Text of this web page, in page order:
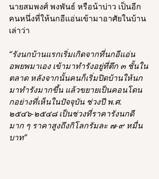
นายสมพงศ์ พงพันธ์ หรือน้าบ่าว เป็นอีก
คนหนึ่งที่ให้นกอีแอ่นเข้ามาอาศัยในบ้าน
เล่าว่า
“รังนกบ้านแรกเริ่มเกิดจากที่นกอีแอ่น
อพยพมาเอง เข้ามาทำรังอยู่ที่ตึก ๓ ชั้นใน
ตลาด หลังจากนั้นคนก็เริ่มปิดบ้านให้นก
มาทำรังมากขึ้น แล้วขยายเป็นคอนโดน
กอย่างที่เห็นในปัจจุบัน ช่วงปี พ.ศ.
๒๕๔๖-๒๕๔๘ เป็นช่วงที่ราคารังนกดี
มาก ๆ ราคาสูงถึงกิโลกรัมละ ๗-๙ หมื่น
บาท”